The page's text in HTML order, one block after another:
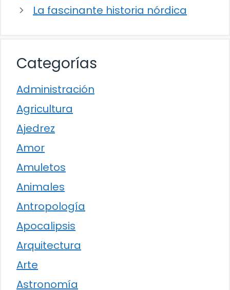
La fascinante historia nórdica
Categorías
Administración
Agricultura
Ajedrez
Amor
Amuletos
Animales
Antropología
Apocalipsis
Arquitectura
Arte
Astronomía